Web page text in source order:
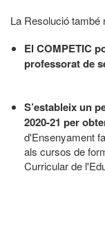
La Resolució també
El COMPETIC
professorat de
S’estableix un
2020-21 per
d'Ensenyament
als cursos de
Curricular de